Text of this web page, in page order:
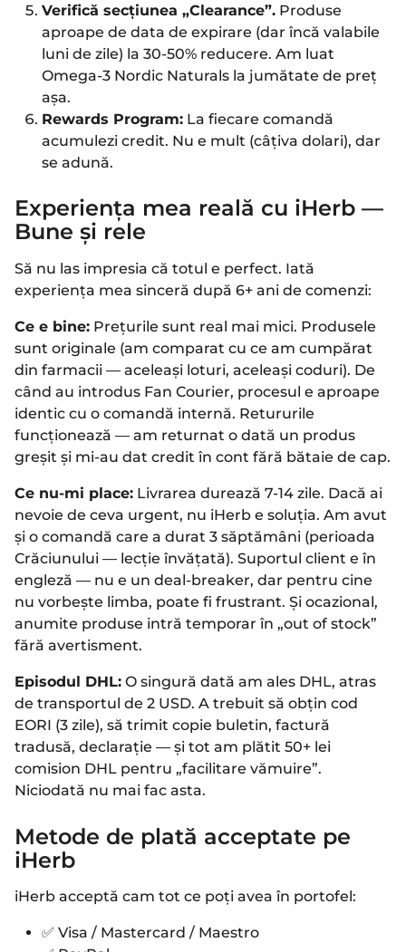
Verifică secțiunea „Clearance”. Produse
aproape de data de expirare (dar încă valabile
luni de zile) la 30-50% reducere. Am luat
Omega-3 Nordic Naturals la jumătate de preț
așa.
Rewards Program: La fiecare comandă
acumulezi credit. Nu e mult (câțiva dolari), dar
se adună.
Experiența mea reală cu iHerb —
Bune și rele
Să nu las impresia că totul e perfect. Iată
experiența mea sinceră după 6+ ani de comenzi:
Ce e bine: Prețurile sunt real mai mici. Produsele
sunt originale (am comparat cu ce am cumpărat
din farmacii — aceleași loturi, aceleași coduri). De
când au introdus Fan Courier, procesul e aproape
identic cu o comandă internă. Retururile
funcționează — am returnat o dată un produs
greșit și mi-au dat credit în cont fără bătaie de cap.
Ce nu-mi place: Livrarea durează 7-14 zile. Dacă ai
nevoie de ceva urgent, nu iHerb e soluția. Am avut
și o comandă care a durat 3 săptămâni (perioada
Crăciunului — lecție învățată). Suportul client e în
engleză — nu e un deal-breaker, dar pentru cine
nu vorbește limba, poate fi frustrant. Și ocazional,
anumite produse intră temporar în „out of stock”
fără avertisment.
Episodul DHL: O singură dată am ales DHL, atras
de transportul de 2 USD. A trebuit să obțin cod
EORI (3 zile), să trimit copie buletin, factură
tradusă, declarație — și tot am plătit 50+ lei
comision DHL pentru „facilitare vămuire”.
Niciodată nu mai fac asta.
Metode de plată acceptate pe
iHerb
iHerb acceptă cam tot ce poți avea în portofel:
✅ Visa / Mastercard / Maestro